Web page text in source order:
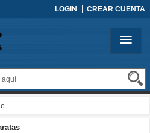
LOGIN CREAR CUENTA